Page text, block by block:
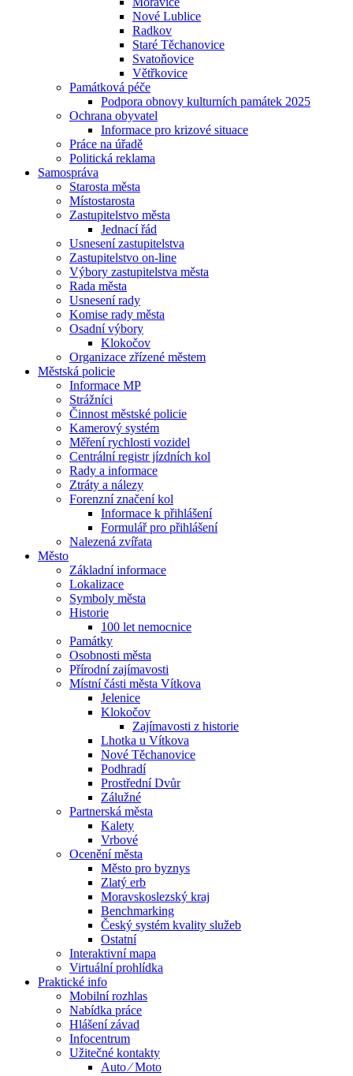
Nové Lublice
Radkov
Staré Těchanovice
Svatoňovice
Větřkovice
Památková péče
Podpora obnovy kulturních památek 2025
Ochrana obyvatel
Informace pro krizové situace
Práce na úřadě
Politická reklama
Samospráva
Starosta města
Místostarosta
Zastupitelstvo města
Jednací řád
Usnesení zastupitelstva
Zastupitelstvo on-line
Výbory zastupitelstva města
Rada města
Usnesení rady
Komise rady města
Osadní výbory
Klokočov
Organizace zřízené městem
Městská policie
Informace MP
Strážníci
Činnost městské policie
Kamerový systém
Měření rychlosti vozidel
Centrální registr jízdních kol
Rady a informace
Ztráty a nálezy
Forenzní značení kol
Informace k přihlášení
Formulář pro přihlášení
Nalezená zvířata
Město
Základní informace
Lokalizace
Symboly města
Historie
100 let nemocnice
Památky
Osobnosti města
Přírodní zajímavosti
Místní části města Vítkova
Jelenice
Klokočov
Zajímavosti z historie
Lhotka u Vítkova
Nové Těchanovice
Podhradí
Prostřední Dvůr
Zálužné
Partnerská města
Kalety
Vrbové
Ocenění města
Město pro byznys
Zlatý erb
Moravskoslezský kraj
Benchmarking
Český systém kvality služeb
Ostatní
Interaktivní mapa
Virtuální prohlídka
Praktické info
Mobilní rozhlas
Nabídka práce
Hlášení závad
Infocentrum
Užitečné kontakty
Auto ⁄ Moto